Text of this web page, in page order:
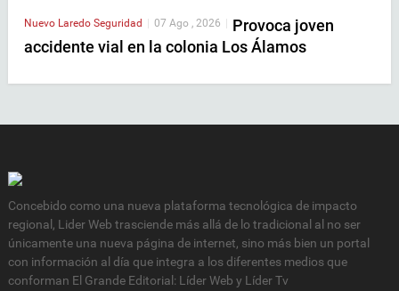
Nuevo Laredo Seguridad 07 Ago , 2026
Provoca joven
accidente vial en la colonia Los Álamos
Concebido como una nueva plataforma tecnológica de impacto
regional, Lider Web trasciende más allá de lo tradicional al no ser
únicamente una nueva página de internet, sino más bien un portal
con información al día que integra a los diferentes medios que
conforman El Grande Editorial: Líder Web y Líder Tv